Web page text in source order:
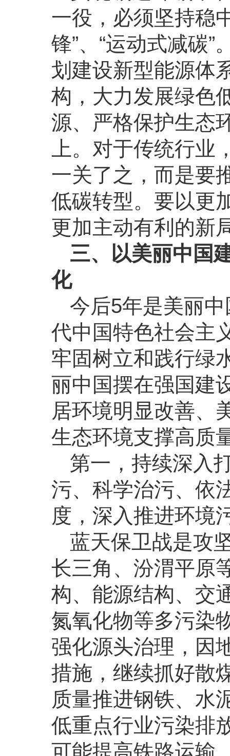
一役，必须坚持稳
锋”、“运动式减碳
划建设新型能源体
构，大力发展绿色
源、严格保护生态
上。对于传统行业
一关了之，而是要
低碳转型。要以更
更加主动有利的新
三、以美丽中国
化
今后5年是美丽
代中国特色社会主
牢固树立和践行绿
丽中国摆在强国建
居环境明显改善、
生态环境支撑高质
第一，持续深入
污、科学治污、依
度，深入推进环境
蓝天保卫战是攻
长三角、汾渭平原
构、能源结构、交
氮氧化物等多污染
强化源头治理，因
措施，继续抓好散
质量推进钢铁、水
低重点行业污染排
可能提高铁路运输